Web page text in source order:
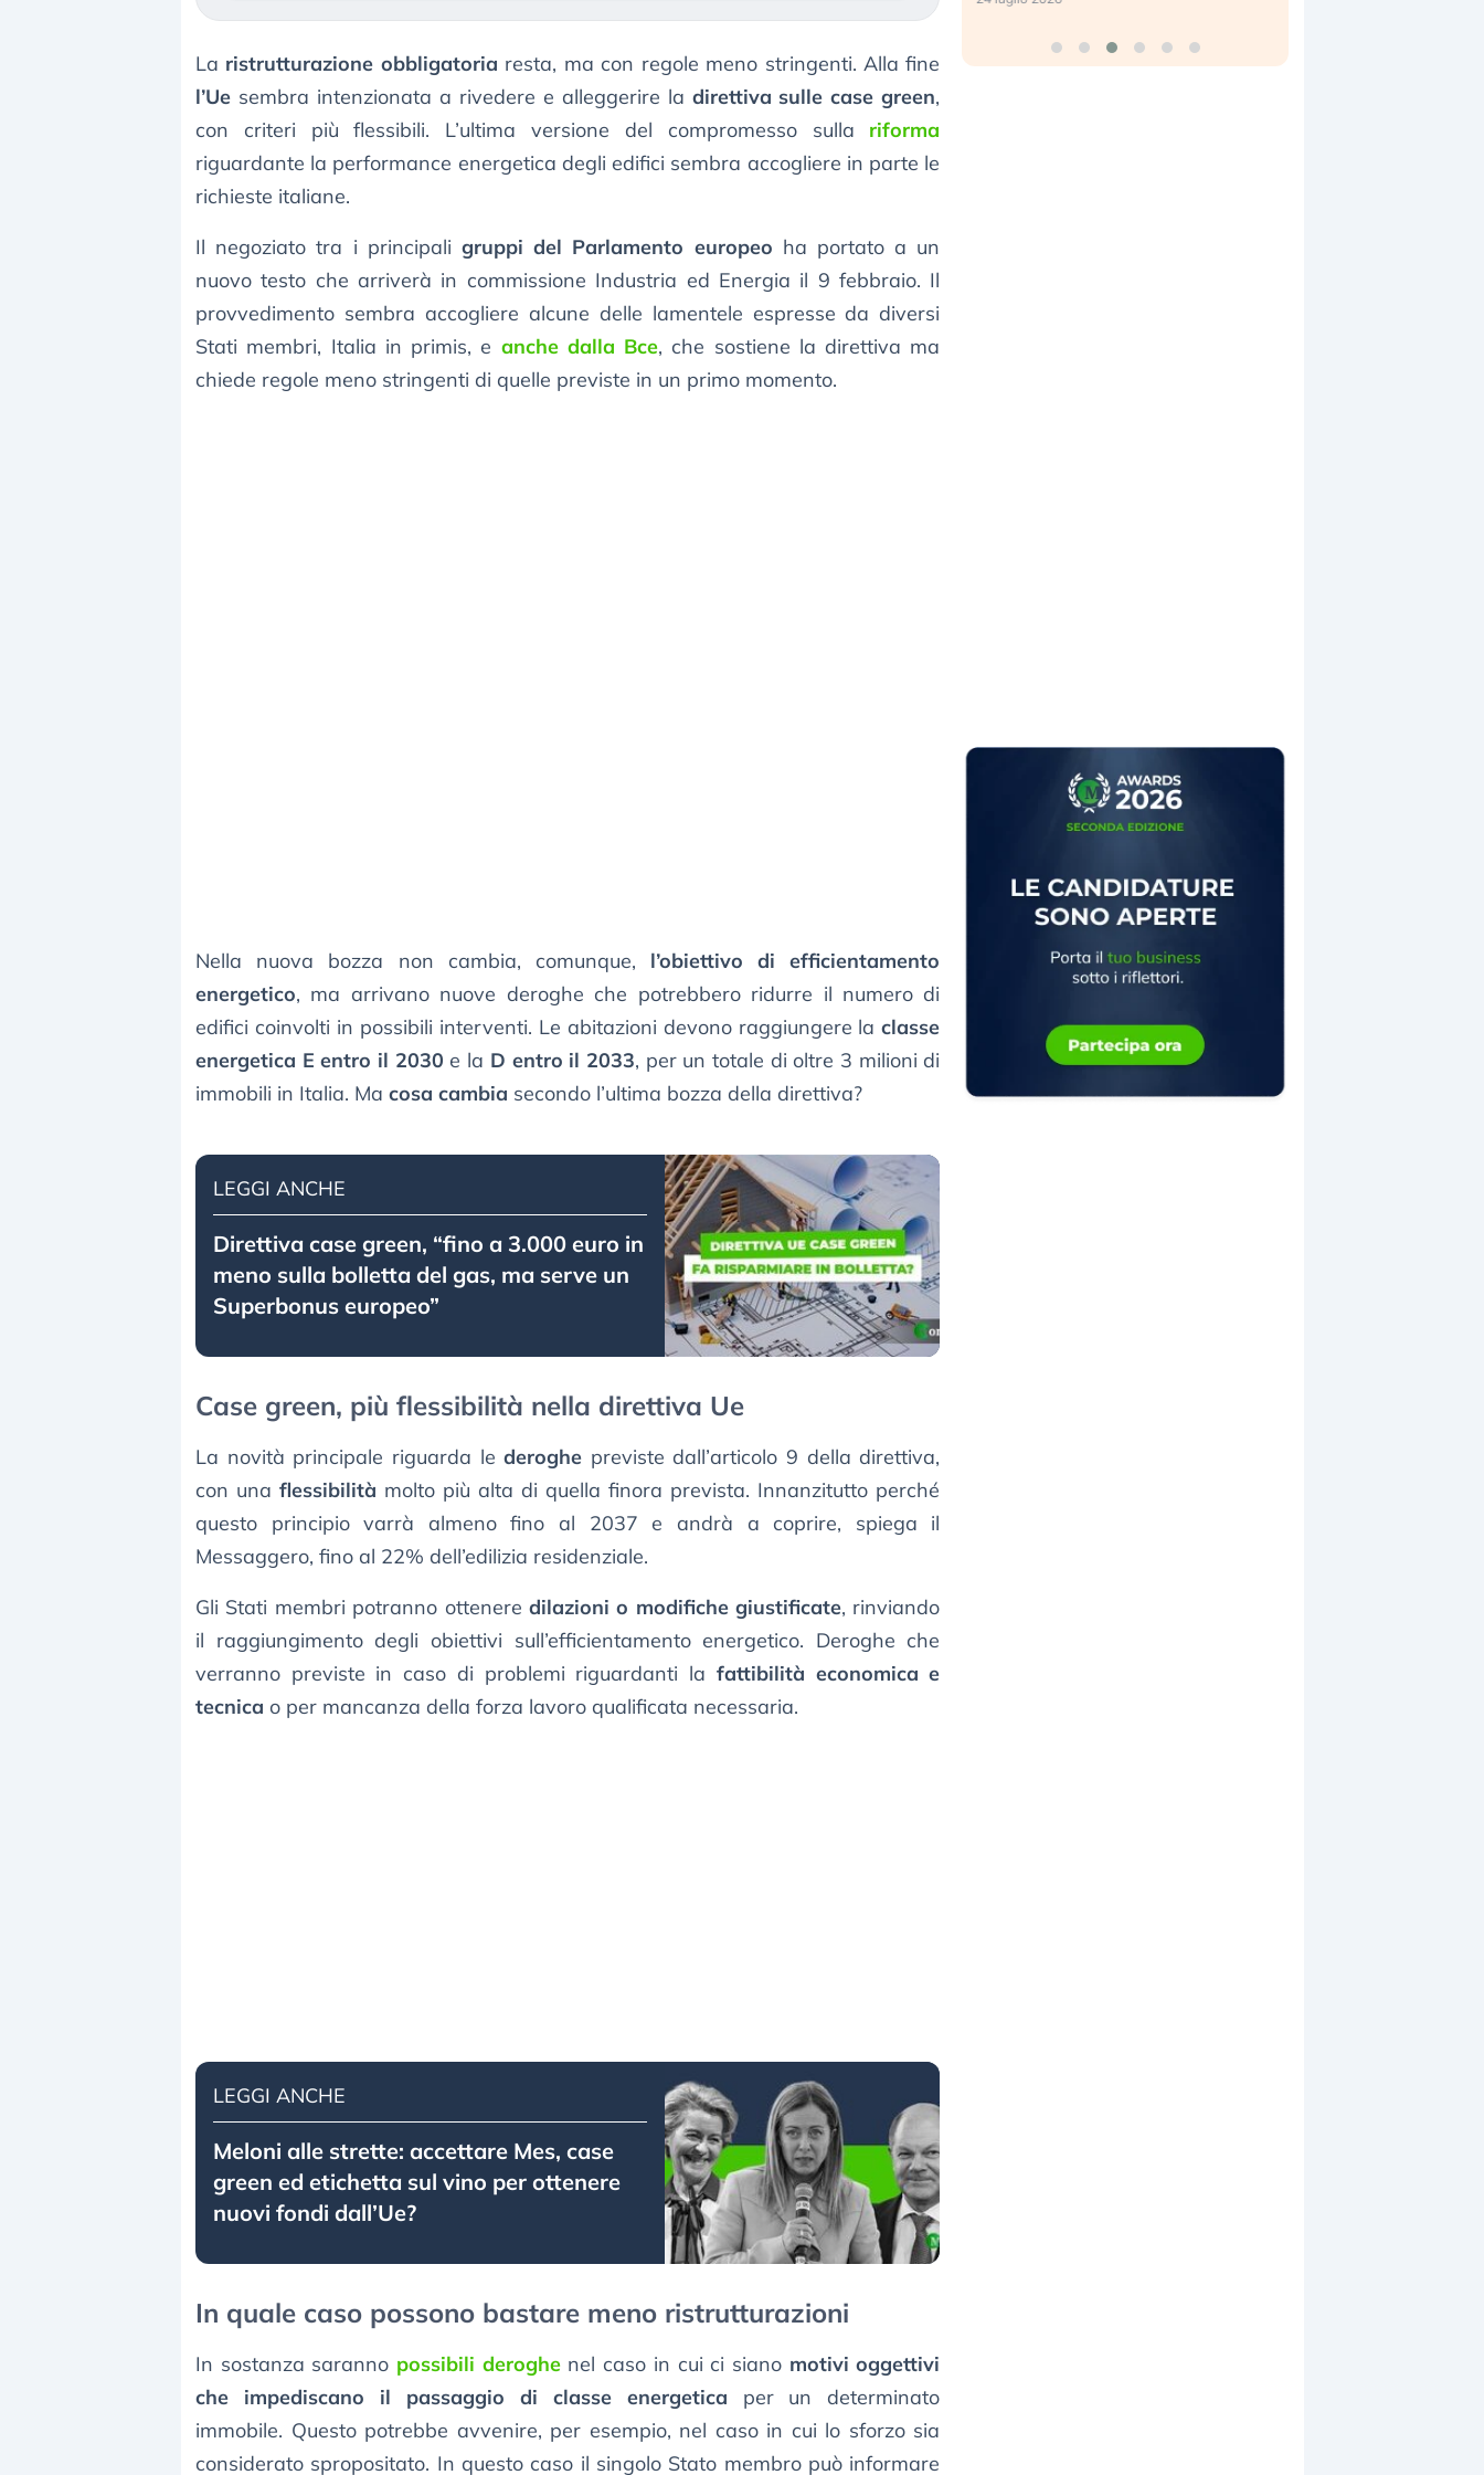
La ristrutturazione obbligatoria resta, ma con regole meno stringenti. Alla fine
l’Ue sembra intenzionata a rivedere e alleggerire la direttiva sulle case green,
con criteri più flessibili. L’ultima versione del compromesso sulla riforma
riguardante la performance energetica degli edifici sembra accogliere in parte le
richieste italiane.
Il negoziato tra i principali gruppi del Parlamento europeo ha portato a un
nuovo testo che arriverà in commissione Industria ed Energia il 9 febbraio. Il
provvedimento sembra accogliere alcune delle lamentele espresse da diversi
Stati membri, Italia in primis, e anche dalla Bce, che sostiene la direttiva ma
chiede regole meno stringenti di quelle previste in un primo momento.
Nella nuova bozza non cambia, comunque, l’obiettivo di efficientamento
energetico, ma arrivano nuove deroghe che potrebbero ridurre il numero di
edifici coinvolti in possibili interventi. Le abitazioni devono raggiungere laclasse
energetica E entro il 2030 e la D entro il 2033, per un totale di oltre 3 milioni di
immobili in Italia. Ma cosa cambia secondo l’ultima bozza della direttiva?
LEGGI ANCHE
Direttiva case green, “fino a 3.000 euro in
meno sulla bolletta del gas, ma serve un
Superbonus europeo”
Case green, più flessibilità nella direttiva Ue
La novità principale riguarda lederoghe previste dall’articolo 9 della direttiva,
con unaflessibilità molto più alta di quella finora prevista. Innanzitutto perché
questo principio varrà almeno fino al 2037 e andrà a coprire, spiega il
Messaggero, fino al 22% dell’edilizia residenziale.
Gli Stati membri potranno ottenere dilazioni o modifiche giustificate, rinviando
il raggiungimento degli obiettivi sull’efficientamento energetico. Deroghe che
verranno previste in caso di problemi riguardanti la fattibilità economica e
tecnica o per mancanza della forza lavoro qualificata necessaria.
LEGGI ANCHE
Meloni alle strette: accettare Mes, case
green ed etichetta sul vino per ottenere
nuovi fondi dall’Ue?
In quale caso possono bastare meno ristrutturazioni
In sostanza saranno possibili deroghenel caso in cui ci siano motivi oggettivi
che impediscano il passaggio di classe energetica per un determinato
immobile. Questo potrebbe avvenire, per esempio, nel caso in cui lo sforzo sia
considerato spropositato. In questo caso il singolo Stato membro può informare